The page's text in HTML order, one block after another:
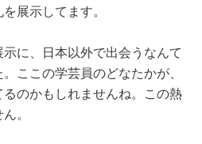
展示してます。
に、日本以外で出会うなんて
ここの学芸員のどなたかが、
のかもしれませんね。この熱
。